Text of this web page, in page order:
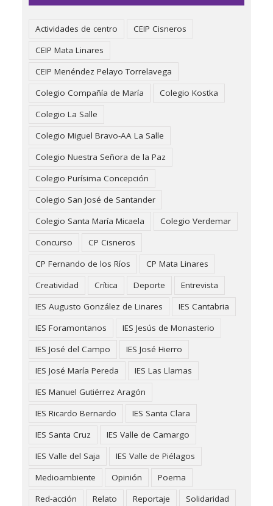
Actividades de centro
CEIP Cisneros
CEIP Mata Linares
CEIP Menéndez Pelayo Torrelavega
Colegio Compañía de María
Colegio Kostka
Colegio La Salle
Colegio Miguel Bravo-AA La Salle
Colegio Nuestra Señora de la Paz
Colegio Purísima Concepción
Colegio San José de Santander
Colegio Santa María Micaela
Colegio Verdemar
Concurso
CP Cisneros
CP Fernando de los Ríos
CP Mata Linares
Creatividad
Crítica Deporte
Entrevista
IES Augusto González de Linares
IES Cantabria
IES Foramontanos
IES Jesús de Monasterio
IES José del Campo
IES José Hierro
IES José María Pereda
IES Las Llamas
IES Manuel Gutiérrez Aragón
IES Ricardo Bernardo
IES Santa Clara
IES Santa Cruz
IES Valle de Camargo
IES Valle del Saja
IES Valle de Piélagos
Medioambiente
Opinión
Poema
Red-acción
Relato Reportaje
Solidaridad